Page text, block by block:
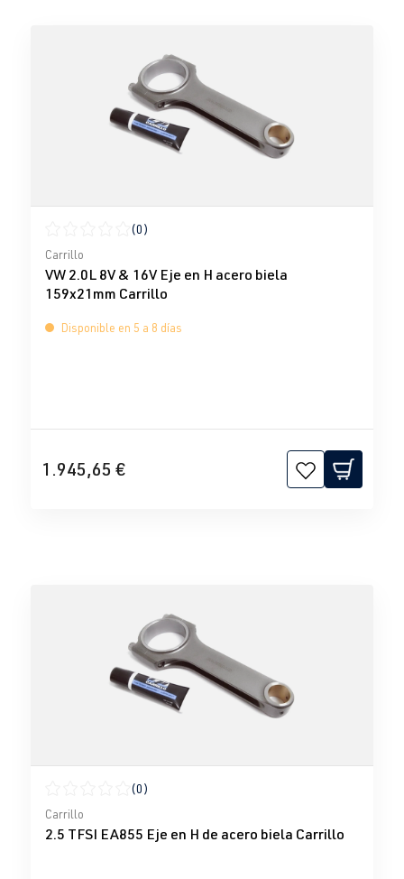
Calificación promedio de 0 de 5 estrellas
(0)
Carrillo
VW 2.0L 8V & 16V Eje en H acero biela
159x21mm Carrillo
Disponible en 5 a 8 días
1.945,65 €
Calificación promedio de 0 de 5 estrellas
(0)
Carrillo
2.5 TFSI EA855 Eje en H de acero biela Carrillo